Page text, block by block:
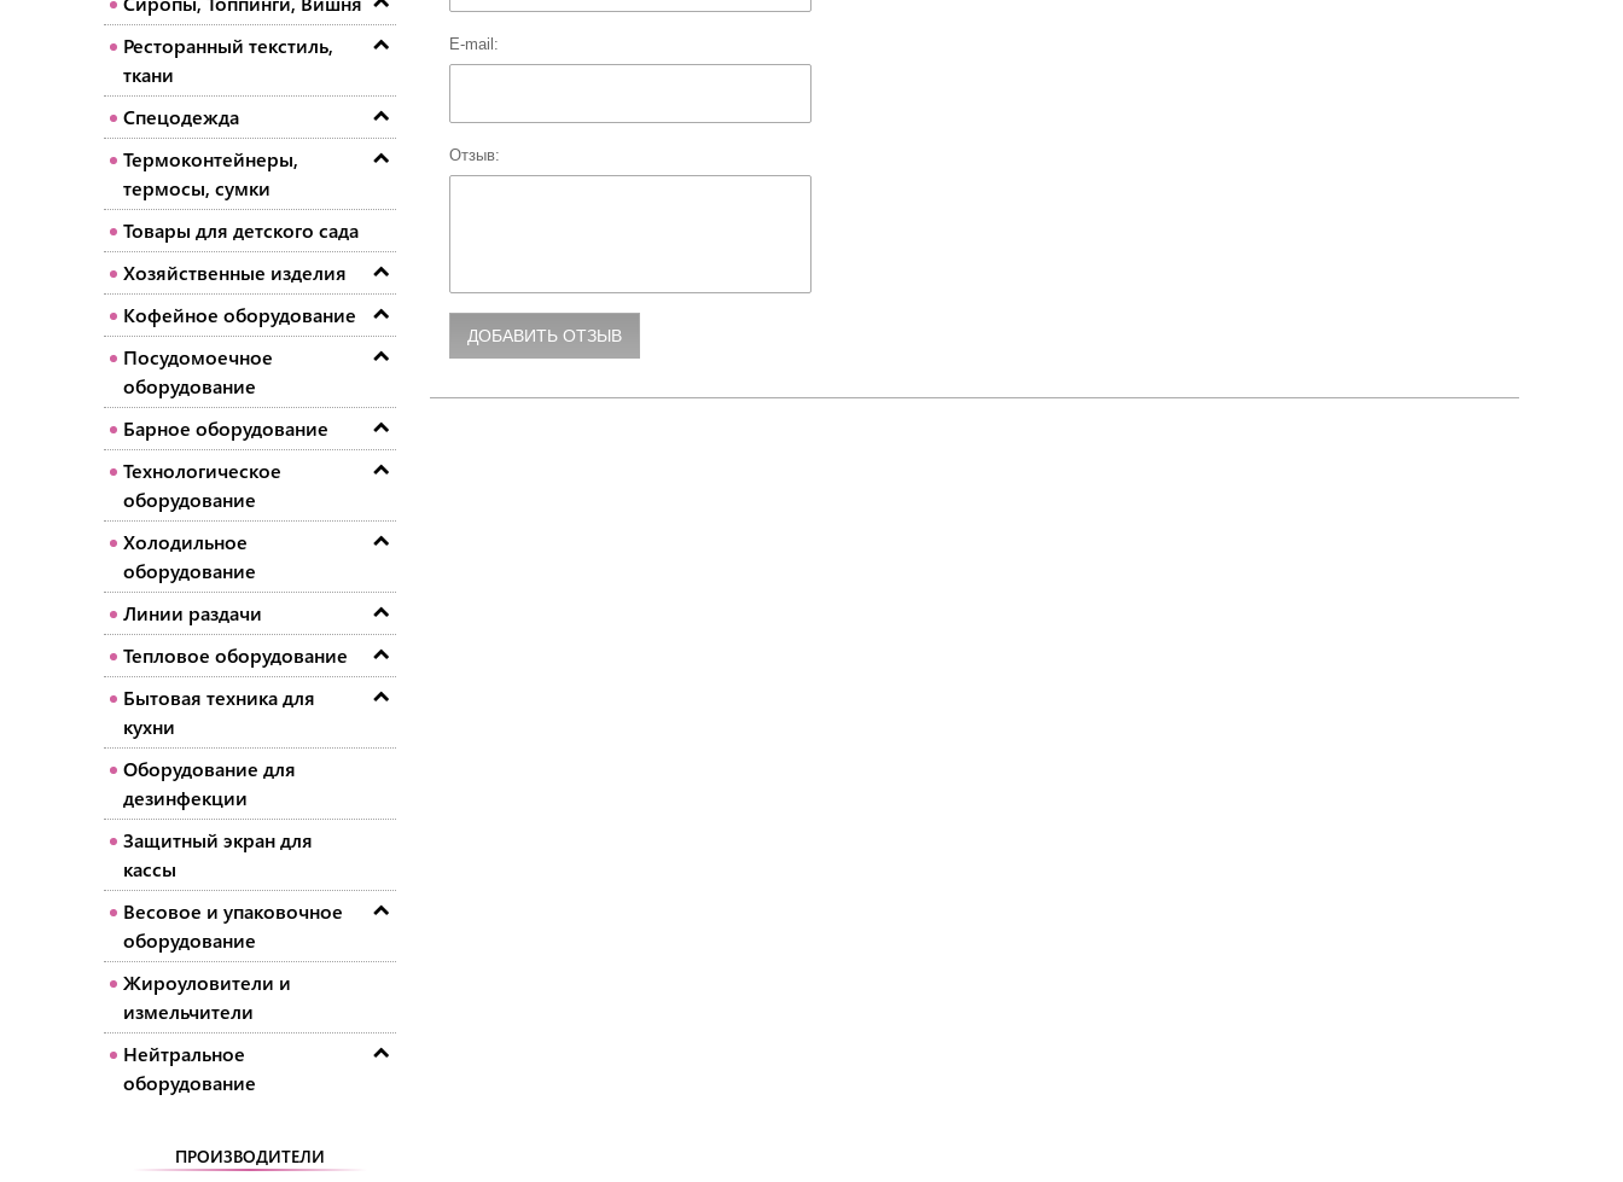
Ресторанный текстиль,
ткани
Спецодежда
Термоконтейнеры,
термосы, сумки
Товары для детского сада
Хозяйственные изделия
Кофейное оборудование
Посудомоечное
оборудование
Барное оборудование
Технологическое
оборудование
Холодильное
оборудование
Линии раздачи
Тепловое оборудование
Бытовая техника для
кухни
Оборудование для
дезинфекции
Защитный экран для
кассы
Весовое и упаковочное
оборудование
Жироуловители и
измельчители
Нейтральное
оборудование
ПРОИЗВОДИТЕЛИ
E-mail:
Отзыв: